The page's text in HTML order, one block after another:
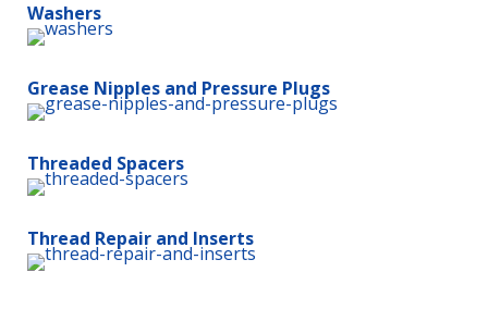
Washers
Grease Nipples and Pressure Plugs
Threaded Spacers
Thread Repair and Inserts